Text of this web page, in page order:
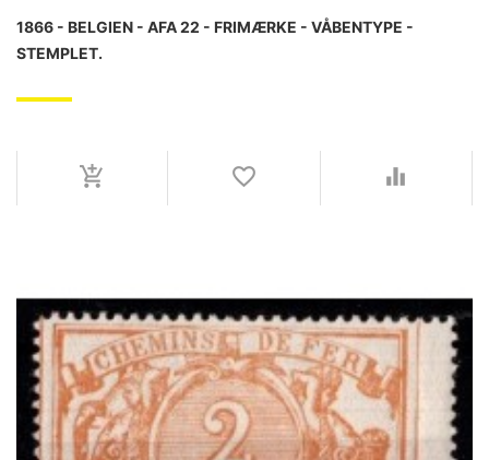
1866 - BELGIEN - AFA 22 - FRIMÆRKE - VÅBENTYPE -
STEMPLET.